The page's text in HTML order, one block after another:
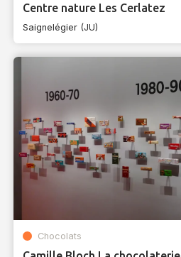
Centre nature Les Cerlatez
Saignelégier (JU)
Chocolats